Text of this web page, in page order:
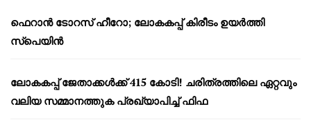
ഫെറാൻ ടോറസ് ഹീറോ; ലോകകപ്പ് കിരീടം ഉയർത്തി
സ്പെയിൻ
ലോകകപ്പ് ജേതാക്കൾക്ക് 415 കോടി! ചരിത്രത്തിലെ ഏറ്റവും
വലിയ സമ്മാനത്തുക പ്രഖ്യാപിച്ച് ഫിഫ